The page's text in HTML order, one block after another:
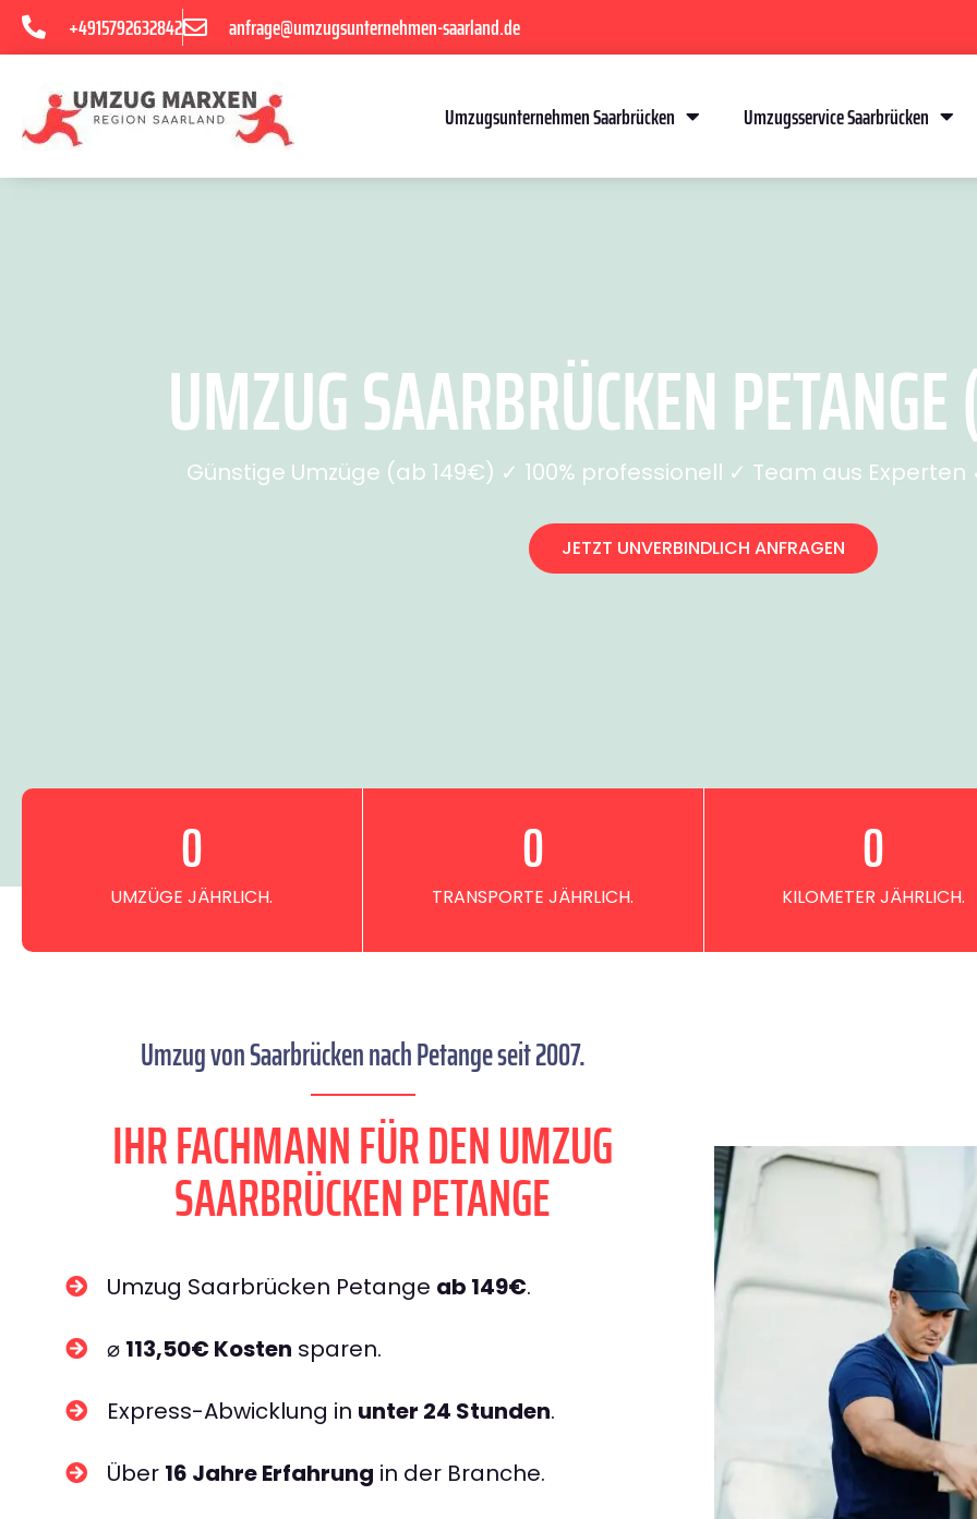
+4915792632842 anfrage@umzugsunternehmen-saarland.de
Umzugsunternehmen Saarbrücken Umzugsservice Saarbrücken
UMZUG SAARBRÜCKEN
Günstige Umzüge (ab 149€) ✓ 100% professionell ✓ Team aus
JETZT UNVERBINDLICH ANFRAGEN
UMZÜGE JÄHRLICH.
0
TRANSPORTE JÄHRLICH.
0
KILOMETER JÄHRLICH.
0
Umzug von Saarbrücken nach Petange seit 2007.
IHR FACHMANN FÜR DEN UMZUG
SAARBRÜCKEN PETANGE
Umzug Saarbrücken Petange ab 149€.
⌀ 113,50€ Kosten sparen.
Express-Abwicklung in unter 24 Stunden.
Über 16 Jahre Erfahrung in der Branche.